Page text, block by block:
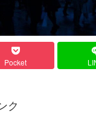
Pocket
ク